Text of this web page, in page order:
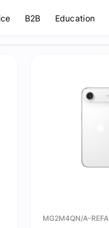
B2B Education
MG2M4QN/A-REFA